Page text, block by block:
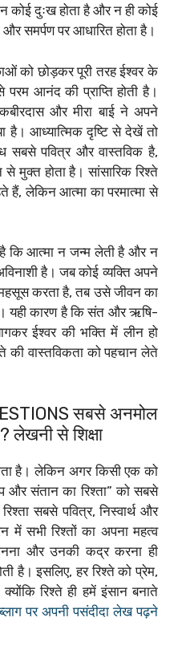
कोई दुःख होता है और न ही कोई
और समर्पण पर आधारित होता है।
को छोड़कर पूरी तरह ईश्वर के
परम आनंद की प्राप्ति होती है।
और मीरा बाई ने अपने
है। आध्यात्मिक दृष्टि से देखें तो
सबसे पवित्र और वास्तविक है,
मुक्त होता है। सांसारिक रिश्ते
लेकिन आत्मा का परमात्मा से
कि आत्मा न जन्म लेती है और न
है। जब कोई व्यक्ति अपने
महसूस करता है, तब उसे जीवन का
यही कारण है कि संत और ऋषि-
ईश्वर की भक्ति में लीन हो
की वास्तविकता को पहचान लेते
सबसे अनमोल
लेखनी से शिक्षा
है। लेकिन अगर किसी एक को
और संतान का रिश्ता” को सबसे
सबसे पवित्र, निस्वार्थ और
में सभी रिश्तों का अपना महत्व
और उनकी कद्र करना ही
है। इसलिए, हर रिश्ते को प्रेम,
रिश्ते ही हमें इंसान बनाते
पर अपनी पसंदीदा लेख पढ़ने